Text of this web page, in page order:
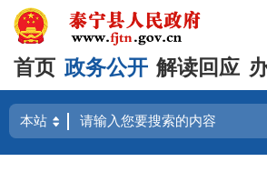
首页 政务公开 解读回应